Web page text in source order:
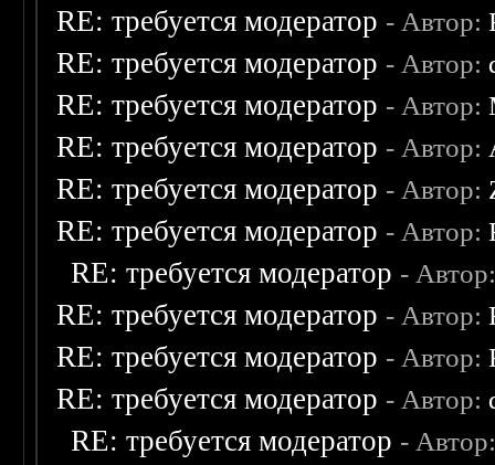
RE: требуется модератор - Автор:
RE: требуется модератор - Автор:
RE: требуется модератор - Автор:
RE: требуется модератор - Автор:
RE: требуется модератор - Автор:
RE: требуется модератор - Автор:
RE: требуется модератор -
RE: требуется модератор - Автор:
RE: требуется модератор - Автор:
RE: требуется модератор - Автор:
RE: требуется модератор -